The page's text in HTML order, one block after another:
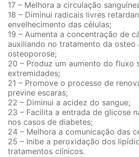
17 – Melhora a circulação
18 – Diminui radicais livres
envelhecimento das células;
19 – Aumenta a concentração de
auxiliando no tratamento da osteo
osteoporose;
20 – Produz um aumento do fluxo
extremidades;
21 – Promove o processo de
previne escaras;
22 – Diminui a acidez do sangue;
23 – Facilita a entrada de glicose
nos casos de diabetes;
24 – Melhora a comunicação das
25 – Inibe a peroxidação dos
tratamentos clínicos.